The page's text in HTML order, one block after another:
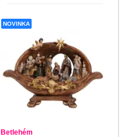
NOVINKA
Betlehém